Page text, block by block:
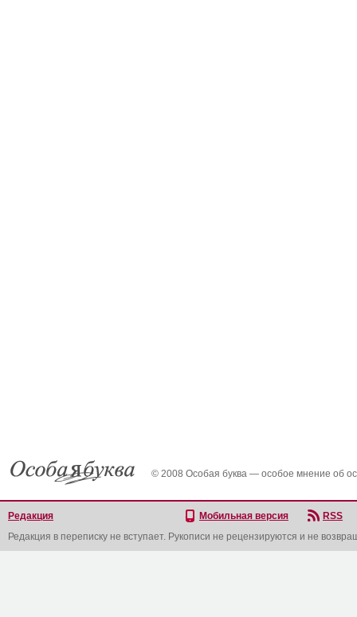
© 2008 Особая буква — особое мнение об
Редакция Мобильная версия
RSS
Редакция в переписку не вступает. Рукописи не рецензируются и не